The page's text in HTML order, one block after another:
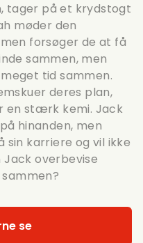
tager på et krydstogt
møder den
forsøger de at få
sammen, men
tid sammen.
deres plan,
en stærk kemi. Jack
hinanden, men
karriere og vil ikke
Jack overbevise
se